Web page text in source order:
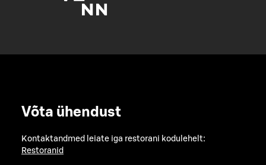
Võta ühendust
Kontaktandmed leiate iga restorani kodulehelt:
Restoranid